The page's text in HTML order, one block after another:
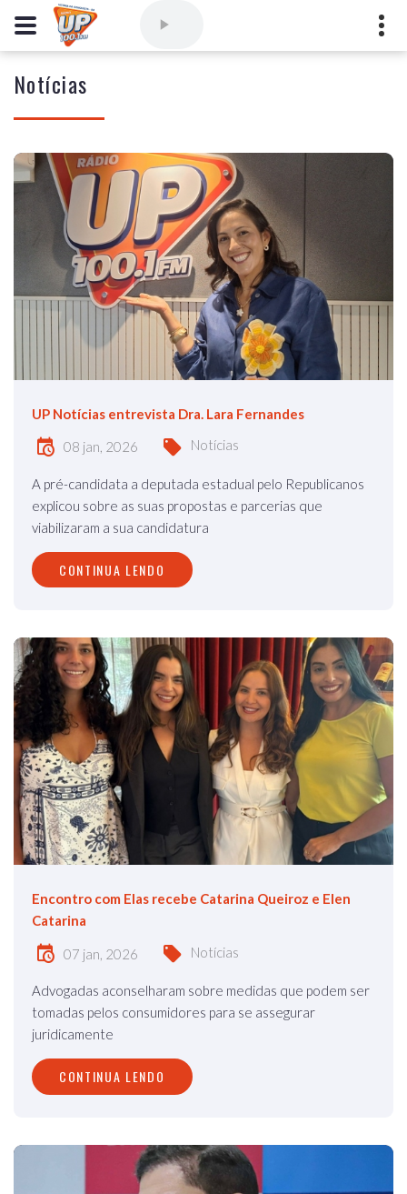
marioborim@radioupconquista.com.br
Notícias
UP Notícias entrevista Dra. Lara Fernandes
08 jan, 2026 Notícias
A pré-candidata a deputada estadual pelo Republicanos
explicou sobre as suas propostas e parcerias que
viabilizaram a sua candidatura
CONTINUA LENDO
Encontro com Elas recebe Catarina Queiroz e Elen
Catarina
07 jan, 2026 Notícias
Advogadas aconselharam sobre medidas que podem ser
tomadas pelos consumidores para se assegurar
juridicamente
CONTINUA LENDO